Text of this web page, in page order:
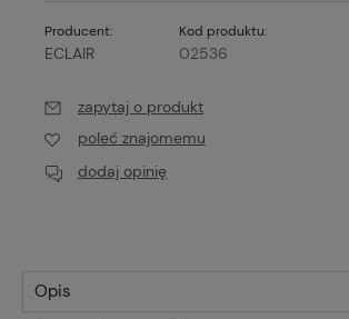
Producent:
ECLAIR
Kod produktu:
02536
zapytaj o produkt
poleć znajomemu
dodaj opinię
Opis